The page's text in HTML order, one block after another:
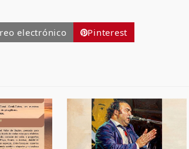
electrónico Pinterest